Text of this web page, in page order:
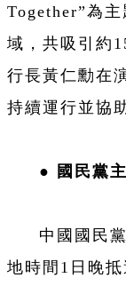
Together”為
域，共吸引約
行長黃仁勳在
持續運行並協
● 國民黨
中國國民
地時間1日晚